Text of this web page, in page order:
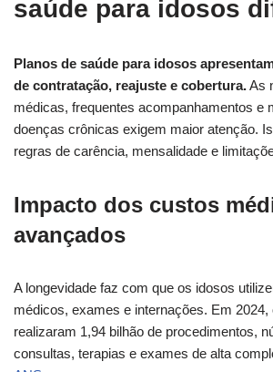
saúde para idosos
Planos de saúde para idosos
de contratação, reajuste e cobertura.As
médicas, frequentes acompanhamentos e
doenças crônicas exigem maior atenção.
regras de carência, mensalidade e
Impacto dos custos
avançados
A longevidade faz com que os idosos
médicos, exames e internações. Em 2024,
realizaram 1,94 bilhão de procedimentos,
consultas, terapias e exames de alta